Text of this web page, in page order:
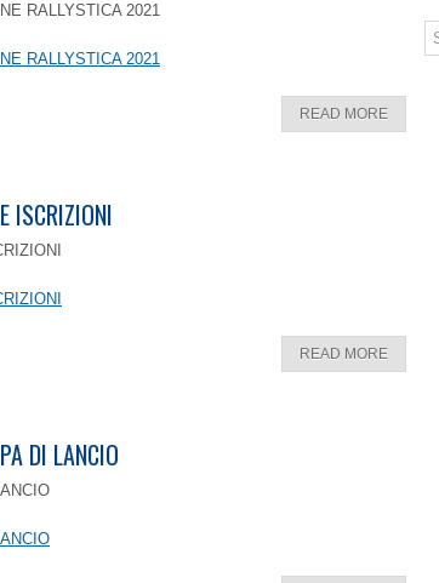
RALLYSTICA 2021
RALLYSTICA 2021
READ MORE
ISCRIZIONI
READ MORE
DI LANCIO